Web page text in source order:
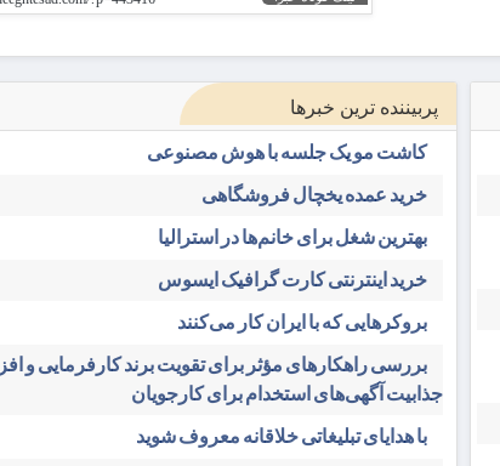
پربیننده ترین خبرها
کاشت مو یک جلسه با هوش مصنوعی
خرید عمده یخچال فروشگاهی
بهترین شغل برای خانم‌ها در استرالیا
خرید اینترنتی کارت گرافیک ایسوس
بروکرهایی‌ که با ایران کار می‌کنند
بررسی راهکارهای مؤثر برای تقویت برند کارفرمایی و
جذابیت آگهی‌های استخدام برای کارجویان
با هدایای تبلیغاتی خلاقانه معروف شوید